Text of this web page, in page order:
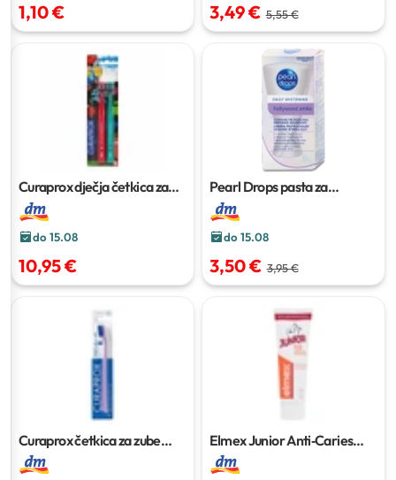
1,10 € 3,49 € 5,55 €
Curaprox dječja četkica za
zube 5460 Ultra Soft Graffiti
2 kom
do 15.08
10,95 €
Pearl Drops pasta za
poliranje zubi Hollywood
Smile
do 15.08
3,50 € 3,95 €
Curaprox četkica za zube
Ultra Soft 5460
Elmex Junior Anti‑Caries
Professional pasta za zube
ml